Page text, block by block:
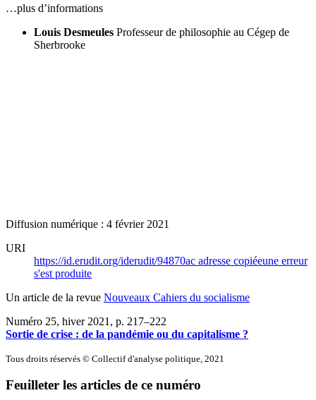
…plus d’informations
Louis Desmeules Professeur de philosophie au Cégep de
Sherbrooke
Diffusion numérique : 4 février 2021
URI
https://id.erudit.org/iderudit/94870ac adresse copiéeune erreur
s'est produite
Un article de la revue Nouveaux Cahiers du socialisme
Numéro 25, hiver 2021 , p. 217–222
Sortie de crise : de la pandémie ou du capitalisme ?
Tous droits réservés © Collectif d'analyse politique, 2021
Feuilleter les articles de ce numéro